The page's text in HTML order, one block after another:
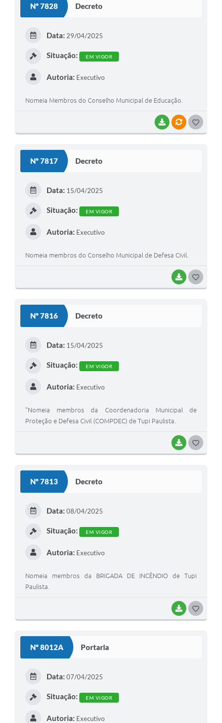
Nº 7828 Decreto
BAIXARVÍNCULOS
Data: 29/04/2025
Situação: EM VIGOR
Autoria: Executivo
Nomeia Membros do Conselho Municipal de Educação.
Nº 7817 Decreto
BAIXAR
Data: 15/04/2025
Situação: EM VIGOR
Autoria: Executivo
Nomeia membros do Conselho Municipal de Defesa Civil.
Nº 7816 Decreto
BAIXAR
Data: 15/04/2025
Situação: EM VIGOR
Autoria: Executivo
"Nomeia membros da Coordenadoria Municipal de
Proteção e Defesa Civil (COMPDEC) de Tupi Paulista.
Nº 7813 Decreto
BAIXAR
Data: 08/04/2025
Situação: EM VIGOR
Autoria: Executivo
Nomeia membros da BRIGADA DE INCÊNDIO de Tupi
Paulista.
Nº 8012A Portaria
Data: 07/04/2025
Situação: EM VIGOR
Autoria: Executivo